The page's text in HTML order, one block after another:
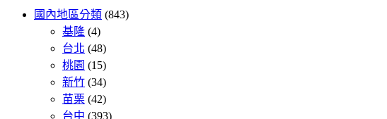
國內地區分類 (843)
基隆 (4)
台北 (48)
桃園 (15)
新竹 (34)
苗栗 (42)
台中 (393)